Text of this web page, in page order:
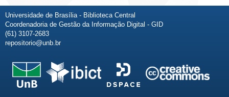
Universidade de Brasília - Biblioteca Central
Coordenadoria de Gestão da Informação Digital - GID
(61) 3107-2683
repositorio@unb.br